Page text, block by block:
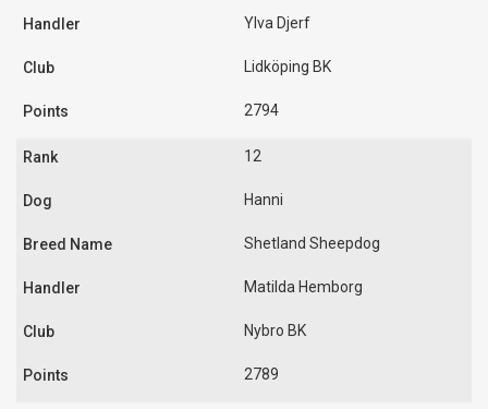
Ylva Djerf
Lidköping BK
2794
12
Hanni
Shetland Sheepdog
Matilda Hemborg
Nybro BK
2789